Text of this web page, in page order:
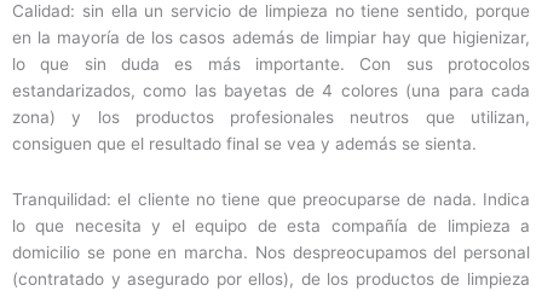
Calidad: sin ella un servicio de limpieza no tiene sentido, porque
en la mayoría de los casos además de limpiar hay que higienizar,
lo que sin duda es más importante. Con sus protocolos
estandarizados, como las bayetas de 4 colores (una para cada
zona) y los productos profesionales neutros que utilizan,
consiguen que el resultado final se vea y además se sienta.
Tranquilidad: el cliente no tiene que preocuparse de nada. Indica
lo que necesita y el equipo de esta compañía de limpieza a
domicilio se pone en marcha. Nos despreocupamos del personal
(contratado y asegurado por ellos), de los productos de limpieza